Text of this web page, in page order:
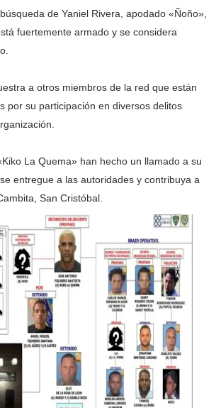
de Yaniel Rivera, apodado «Ñoño»,
fuertemente armado y se considera
a otros miembros de la red que están
por su participación en diversos delitos
La Quema» han hecho un llamado a su
entregue a las autoridades y contribuya a
San Cristóbal.